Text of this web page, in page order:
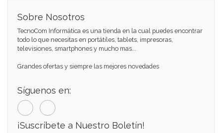
Sobre Nosotros
TecnoCom Informática es una tienda en la cual puedes encontrar
todo lo que necesitas en portátiles, tablets, impresoras,
televisiones, smartphones y mucho mas...
Grandes ofertas y siempre las mejores novedades
Síguenos en:
¡Suscríbete a Nuestro Boletín!